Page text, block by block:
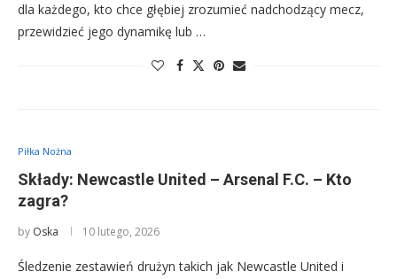
dla każdego, kto chce głębiej zrozumieć nadchodzący mecz,
przewidzieć jego dynamikę lub …
Piłka Nożna
Składy: Newcastle United – Arsenal F.C. – Kto
zagra?
by Oska 10 lutego, 2026
Śledzenie zestawień drużyn takich jak Newcastle United i